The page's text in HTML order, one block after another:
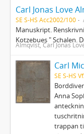
SE S-HS Acc2002/100
Manuskript.
Kotzebues " Schalen.
Almqvist, Carl Jonas
SE S-HS
Anna
trappan